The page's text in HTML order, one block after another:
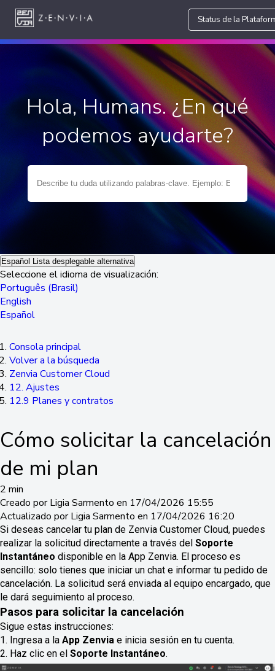
Status de la
Hola, Humans. ¿En qué
podemos ayudarte?
Español Lista desplegable alternativa
Seleccione el idioma de visualización:
Português (Brasil)
English
Español
Consola principal
Volver a la búsqueda
Zenvia Customer Cloud
12. Ajustes
12.9 Planes y contratos
Cómo solicitar la cancelación
de mi plan
2 min
Creado por Ligia Sarmento en 17/04/2026 15:55
Actualizado por Ligia Sarmento en 17/04/2026 16:20
Si deseas cancelar tu plan de Zenvia Customer Cloud, puedes
realizar la solicitud directamente a través del Soporte
Instantáneo disponible en la App Zenvia. El proceso es
sencillo: solo tienes que iniciar un chat e informar tu pedido de
cancelación. La solicitud será enviada al equipo encargado, que
le dará seguimiento al proceso.
Pasos para solicitar la cancelación
Sigue estas instrucciones:
1. Ingresa a la App Zenvia e inicia sesión en tu cuenta.
2. Haz clic en el Soporte Instantáneo.